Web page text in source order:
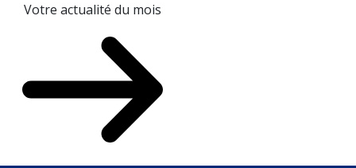
Votre actualité du mois